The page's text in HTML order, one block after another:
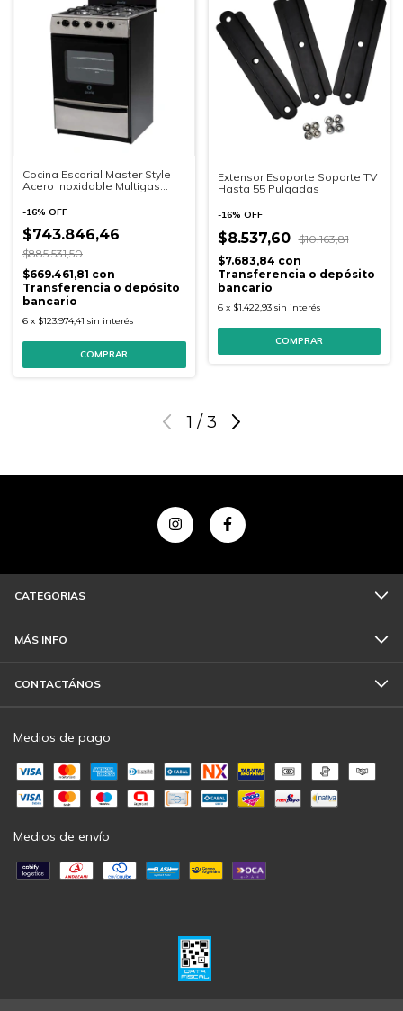
Cocina Escorial Master Style
Acero Inoxidable Multigas
-16% OFF
$743.846,46
$885.531,50
$669.461,81 con
Transferencia o depósito
bancario
6 x $123.974,41 sin interés
Extensor Esoporte Soporte TV
Hasta 55 Pulgadas
-16% OFF
$8.537,60 $10.163,81
$7.683,84 con
Transferencia o depósito
bancario
6 x $1.422,93 sin interés
1 / 3
CATEGORIAS
MÁS INFO
CONTACTÁNOS
Medios de pago
Medios de envío